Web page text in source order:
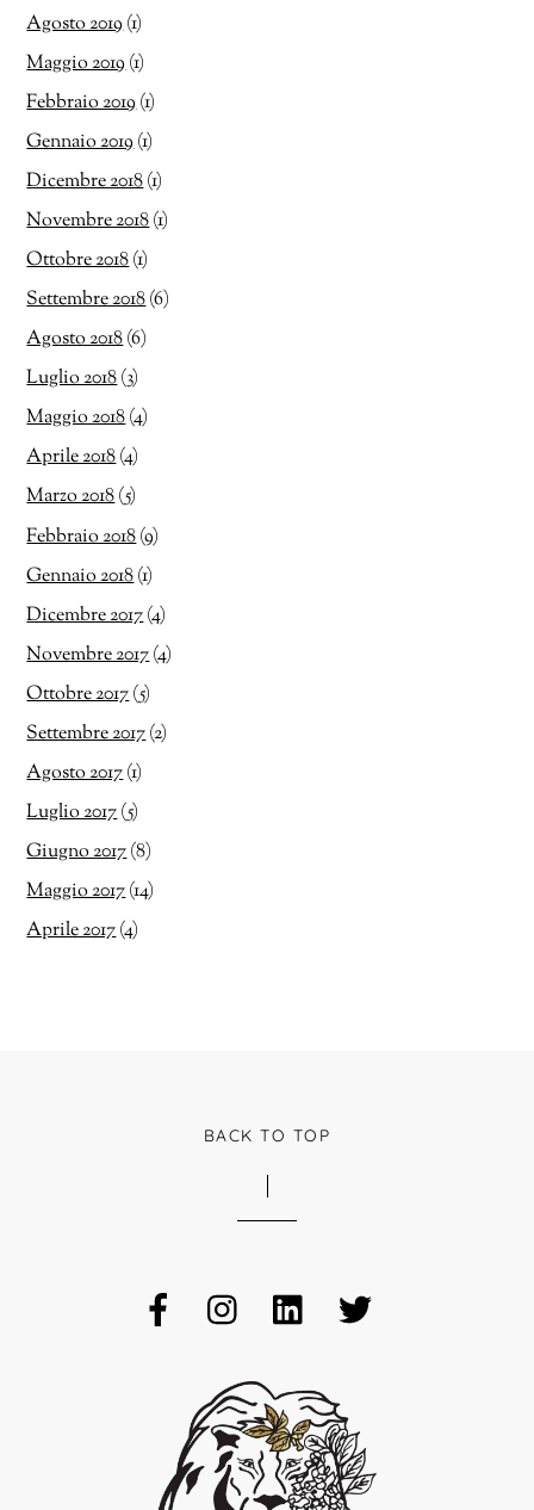
Agosto 2019(1)
Maggio 2019(1)
Febbraio 2019(1)
Gennaio 2019(1)
Dicembre 2018(1)
Novembre 2018(1)
Ottobre 2018(1)
Settembre 2018(6)
Agosto 2018(6)
Luglio 2018(3)
Maggio 2018(4)
Aprile 2018(4)
Marzo 2018(5)
Febbraio 2018(9)
Gennaio 2018(1)
Dicembre 2017(4)
Novembre 2017(4)
Ottobre 2017(5)
Settembre 2017(2)
Agosto 2017(1)
Luglio 2017(5)
Giugno 2017(8)
Maggio 2017(14)
Aprile 2017(4)
BACK TO TOP